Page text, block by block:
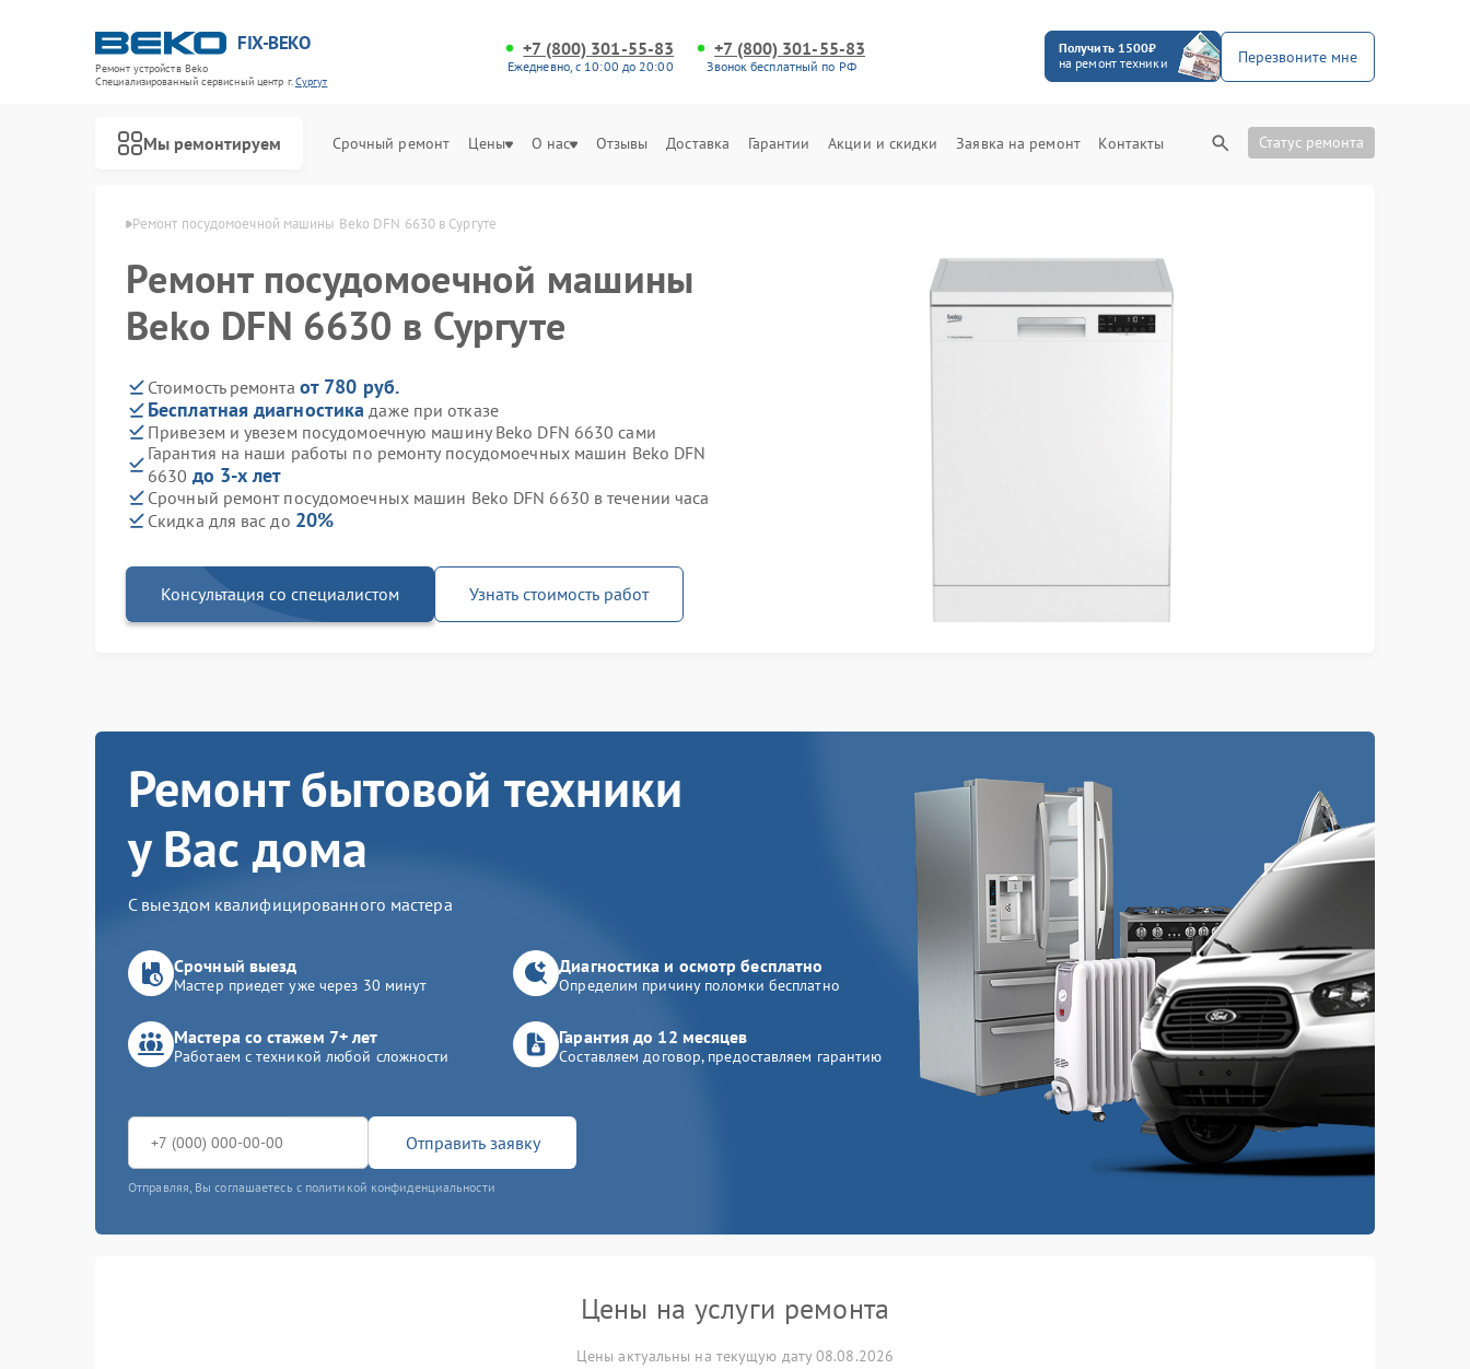
FIX-BEKO
Ремонт устройств Beko
Специализированный cервисный центр г.Сургут
+7 (800) 301-55-83
Ежедневно, с 10:00 до 20:00
+7 (800) 301-55-83
Звонок бесплатный по РФ
Получить 1500₽
на ремонт техники
Перезвоните мне
Мы ремонтируем Срочный ремонт Цены О нас Отзывы Доставка Гарантии Акции и скидки Заявка на ремонт Контакты Статус ремонта
Ремонт посудомоечной машины Beko DFN 6630 в Сургуте
Ремонт посудомоечной машины
Beko DFN 6630 в Сургуте
Стоимость ремонта от 780 руб.
Бесплатная диагностика даже при отказе
Привезем и увезем посудомоечную машину Beko DFN 6630 сами
Гарантия на наши работы по ремонту посудомоечных машин Beko DFN
6630 до 3-х лет
Срочный ремонт посудомоечных машин Beko DFN 6630 в течении часа
Скидка для вас до 20%
Консультация со специалистом Узнать стоимость работ
Ремонт бытовой техники
у Вас дома
С выездом квалифицированного мастера
Срочный выезд
Мастер приедет уже через 30 минут
Диагностика и осмотр бесплатно
Определим причину поломки бесплатно
Мастера со стажем 7+ лет
Работаем с техникой любой сложности
Гарантия до 12 месяцев
Составляем договор, предоставляем гарантию
Отправить заявку
Отправляя, Вы соглашаетесь с политикой конфиденциальности
Цены на услуги ремонта
Цены актуальны на текущую дату 08.08.2026